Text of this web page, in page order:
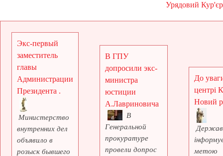
Урядовий Кур'єр
Экс-первый
заместитель
главы
Администрации
Президента .
Министерство
внутренних дел
объявило в
розыск бывшего
В ГПУ
допросили экс-
министра
юстиции
А.Лавриновича
В
Генеральной
прокуратуре
провели допрос
До
центрі
Новий
метою